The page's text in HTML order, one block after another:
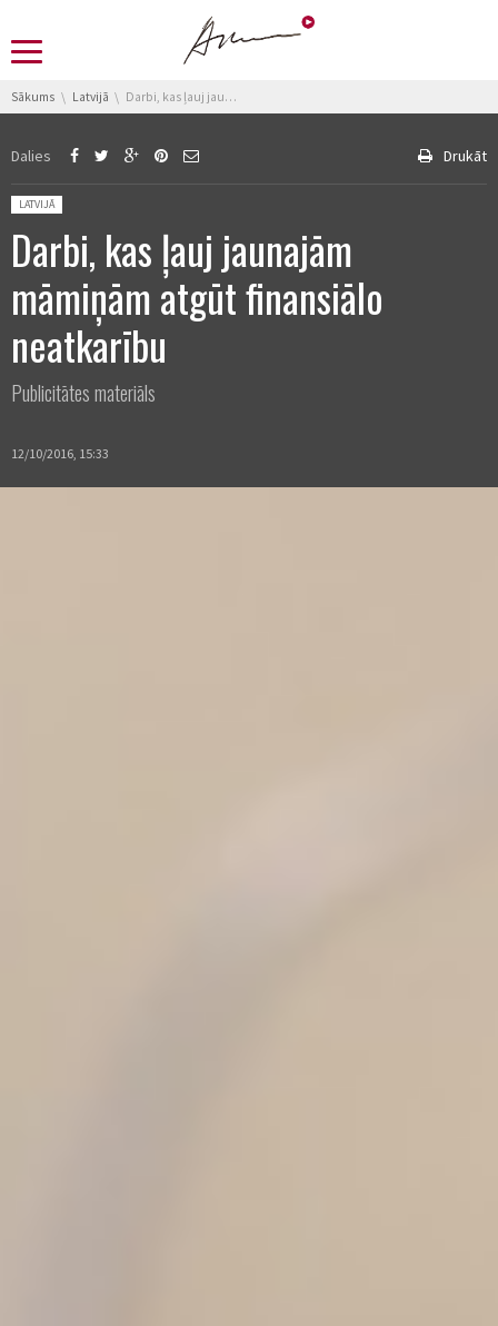
You are here:
Sākums Latvijā Darbi, kas ļauj jaunajām māmiņām atgūt finansiālo neatkarību
Dalies Drukāt
Posted in:
LATVIJĀ
Darbi, kas ļauj jaunajām
māmiņām atgūt finansiālo
neatkarību
Publicitātes materiāls
12/10/2016, 15:33